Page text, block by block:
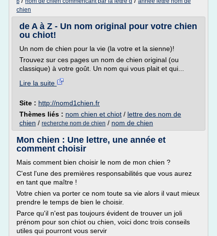
chien
de A à Z - Un nom original pour votre chien
ou chiot!
Un nom de chien pour la vie (la votre et la sienne)!
Trouvez sur ces pages un nom de chien original (ou
classique) à votre goût. Un nom qui vous plait et qui...
Lire la suite
Site : http://nomd1chien.fr
Thèmes liés : nom chien et chiot / lettre des nom de
chien / recherche nom de chien / nom de chien
Mon chien : Une lettre, une année et
comment choisir
Mais comment bien choisir le nom de mon chien ?
C'est l'une des premières responsabilités que vous aurez
en tant que maître !
Votre chien va porter ce nom toute sa vie alors il vaut mieux
prendre le temps de bien le choisir.
Parce qu'il n'est pas toujours évident de trouver un joli
prénom pour son chiot ou chien, voici donc trois conseils
utiles qui pourront vous servir